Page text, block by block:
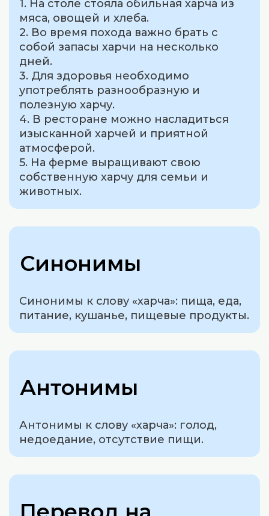
1. На столе стояла обильная харча из
мяса, овощей и хлеба.
2. Во время похода важно брать с
собой запасы харчи на несколько
дней.
3. Для здоровья необходимо
употреблять разнообразную и
полезную харчу.
4. В ресторане можно насладиться
изысканной харчей и приятной
атмосферой.
5. На ферме выращивают свою
собственную харчу для семьи и
животных.
Синонимы
Синонимы к слову «харча»: пища, еда,
питание, кушанье, пищевые продукты.
Антонимы
Антонимы к слову «харча»: голод,
недоедание, отсутствие пищи.